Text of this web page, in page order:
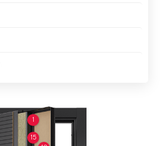
1
15